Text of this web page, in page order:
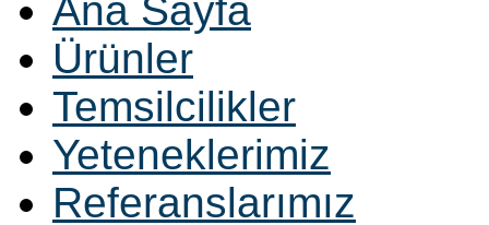
Ana Sayfa
Ürünler
Temsilcilikler
Yeteneklerimiz
Referanslarımız